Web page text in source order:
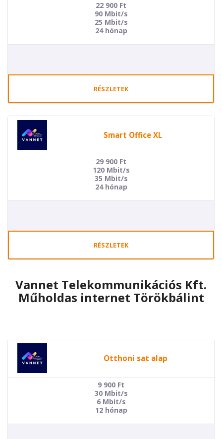
22 900 Ft
90 Mbit/s
25 Mbit/s
24 hónap
RÉSZLETEK
Smart Office XL
29 900 Ft
120 Mbit/s
35 Mbit/s
24 hónap
RÉSZLETEK
Vannet Telekommunikációs Kft.
Műholdas internet Törökbálint
Otthoni sat alap
9 900 Ft
30 Mbit/s
6 Mbit/s
12 hónap